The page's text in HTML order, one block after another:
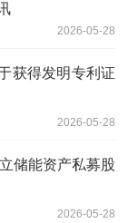
2026-05-28
获得发明专利证
2026-05-28
储能资产私募股
2026-05-28